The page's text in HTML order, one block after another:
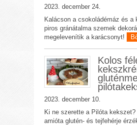
2023. december 24.
Kalácson a csokoládémáz és a
piros gránátalma szemek
megelevenítik a karácsonyt!
Kolos
2023. december 10.
Ki ne szerette a Pilóta kekszet?
amióta glutén- és tejfehérje